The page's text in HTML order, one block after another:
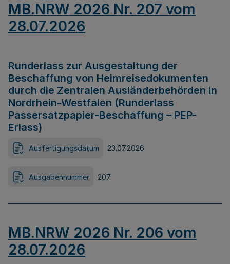
MB.NRW 2026 Nr. 207 vom
28.07.2026
Runderlass zur Ausgestaltung der
Beschaffung von Heimreisedokumenten
durch die Zentralen Ausländerbehörden in
Nordrhein-Westfalen (Runderlass
Passersatzpapier-Beschaffung – PEP-
Erlass)
Ausfertigungsdatum 23.07.2026
Ausgabennummer 207
MB.NRW 2026 Nr. 206 vom
28.07.2026